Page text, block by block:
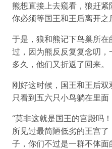
熊想直接上去窥看，狼赶紧
你必须等国王和王后离开之
于是，狼和熊记下鸟巢所
过，因为熊反反复复念叨
多久，他们又折返了回来。
刚好这时候，国王和王后双
只看到五六只小鸟躺在里面
“莫非这就是国王的宫殿吗
所见过最简陋低劣的王宫
子，你们不过是一群不体面